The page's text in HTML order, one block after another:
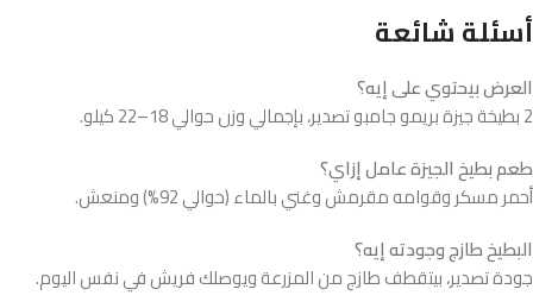
أسئلة شائعة
العرض بيحتوي على إيه؟
2 بطيخة جيزة بريمو جامبو تصدير، بإجمالي وزن حوالي 18–22 كيلو.
طعم بطيخ الجيزة عامل إزاي؟
أحمر مسكر وقوامه مقرمش وغني بالماء (حوالي 92%) ومنعش.
البطيخ طازج وجودته إيه؟
جودة تصدير، بيتقطف طازج من المزرعة ويوصلك فريش في نفس اليوم.